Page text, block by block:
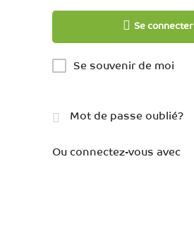
Se connecter
Se souvenir de moi
Mot de passe oublié?
Ou connectez-vous avec